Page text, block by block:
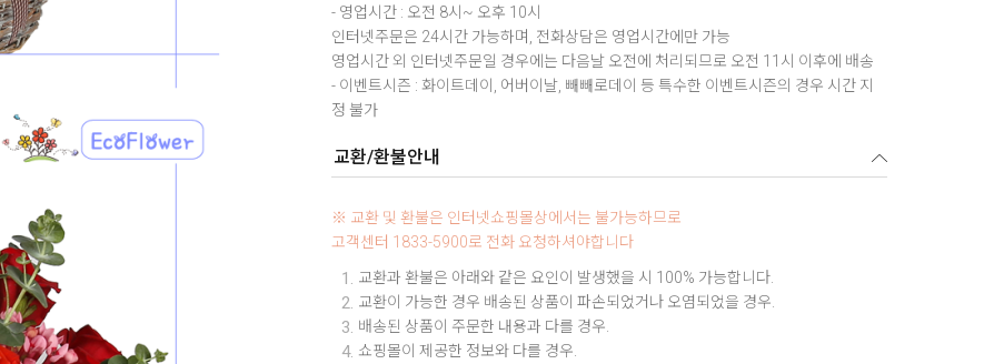
- 영업시간 : 오전 8시~ 오후 10시
인터넷주문은 24시간 가능하며, 전화상담은 영업시간에만 가능
영업시간 외 인터넷주문일 경우에는 다음날 오전에 처리되므로 오전 11시 이후에 배송
- 이벤트시즌 : 화이트데이, 어버이날, 빼빼로데이 등 특수한 이벤트시즌의 경우 시간 지
정 불가
교환/환불안내
※ 교환 및 환불은 인터넷쇼핑몰상에서는 불가능하므로
고객센터 1833-5900로 전화 요청하셔야합니다
교환과 환불은 아래와 같은 요인이 발생했을 시 100% 가능합니다.
교환이 가능한 경우 배송된 상품이 파손되었거나 오염되었을 경우.
배송된 상품이 주문한 내용과 다를 경우.
쇼핑몰이 제공한 정보와 다를 경우.